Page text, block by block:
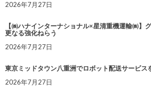
2026年7月27日
【㈱ハナインターナショナル×星清重機運輸㈱】
更なる強化ねらう
2026年7月27日
東京ミッドタウン八重洲でロボット配送サービス
2026年7月27日